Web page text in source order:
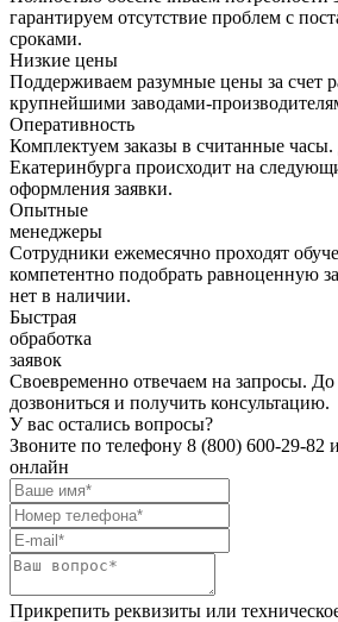
гарантируем отсутствие проблем с
сроками.
Низкие цены
Поддерживаем разумные цены за счет
крупнейшими заводами-
Оперативность
Комплектуем заказы в считанные часы.
Екатеринбурга происходит на
оформления заявки.
Опытные
менеджеры
Сотрудники ежемесячно проходят
компетентно подобрать равноценную
нет в наличии.
Быстрая
обработка
заявок
Своевременно отвечаем на запросы.
дозвониться и получить консультацию.
У вас остались вопросы?
Звоните по телефону 8 (800) 600-29-82
онлайн
Прикрепить реквизиты или